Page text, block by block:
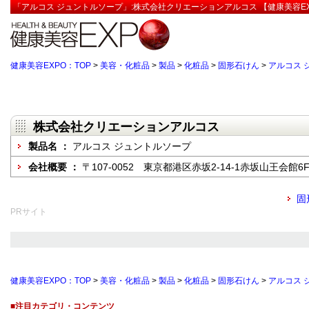
「アルコス ジュントルソープ」:株式会社クリエーションアルコス 【健康美容
健康美容EXPO：TOP > 美容・化粧品 > 製品 > 化粧品 > 固形石けん > アルコス
株式会社クリエーションアルコス
製品名 ： アルコス ジュントルソープ
会社概要 ： 〒107-0052 東京都港区赤坂2-14-1赤坂山王会館6F
固
PRサイト
健康美容EXPO：TOP > 美容・化粧品 > 製品 > 化粧品 > 固形石けん > アルコス
■注目カテゴリ・コンテンツ